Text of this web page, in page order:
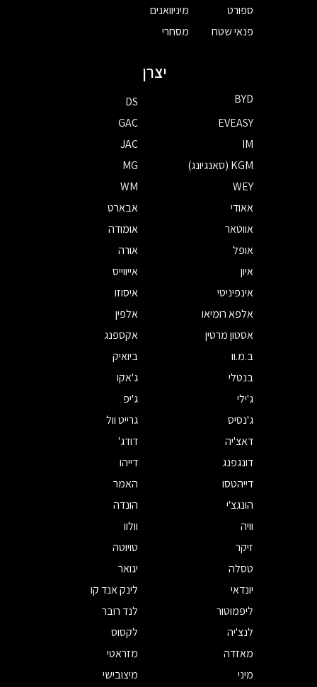
ספורט
פנאי שטח
מיניוואנים
מסחרי
יצרן
BYD
DS
EVEASY
GAC
IM
JAC
KGM (סאנגיונג)
MG
WEY
WM
אאודי
אבארט
אווטאר
אומודה
אופל
אורה
איון
אייווייס
אינפיניטי
איסוזו
אלפא רומיאו
אלפין
אסטון מרטין
אקספנג
ב.מ.וו
ביואיק
בנטלי
ג'אקו
ג'ילי
ג'יפ
ג'נסיס
גרייט וול
דאצ'יה
דודג'
דונגפנג
דייהו
דייהטסו
האמר
הונגצ'י
הונדה
וויה
וולוו
זיקר
טויוטה
טסלה
יגואר
יונדאי
לינק אנד קו
ליפמוטור
לנד רובר
לנצ'יה
לקסוס
מאזדה
מזראטי
מיני
מיצובישי